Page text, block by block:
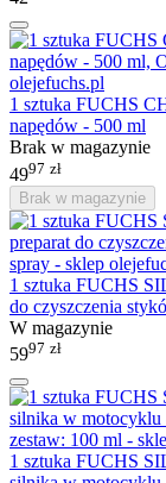
1 sztuka FUCHS
napędów - 500 ml
Brak w magazynie
4997 zł
Brak w magazynie
1 sztuka FUCHS
do czyszczenia
W magazynie
5997 zł
1 sztuka FUCHS